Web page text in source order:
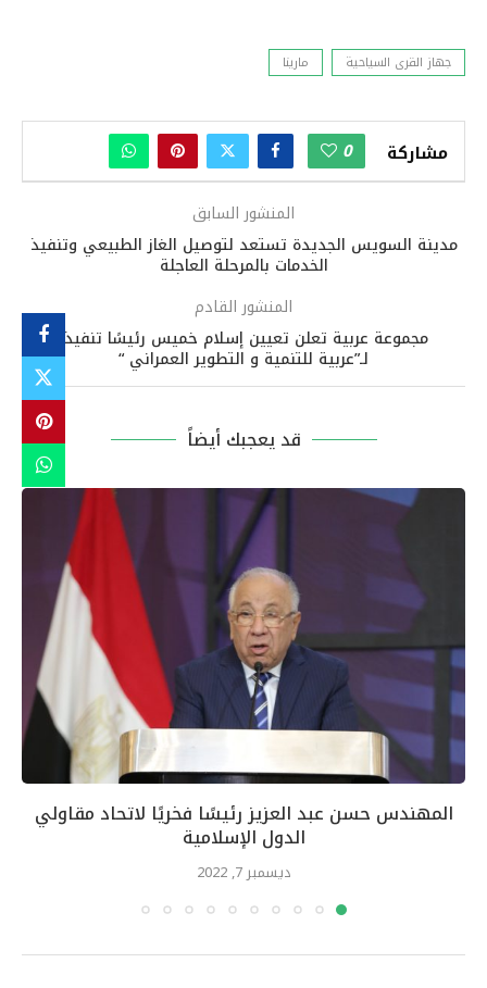
جهاز القرى السياحية مارينا
مشاركة 0
المنشور السابق
مدينة السويس الجديدة تستعد لتوصيل الغاز الطبيعي وتنفيذ
الخدمات بالمرحلة العاجلة
المنشور القادم
مجموعة عربية تعلن تعيين إسلام خميس رئيسًا تنفيذيًا
لـ”عربية للتنمية و التطوير العمراني “
قد يعجبك أيضاً
المهندس حسن عبد العزيز رئيسًا فخريًا لاتحاد مقاولي
الدول الإسلامية
ديسمبر 7, 2022